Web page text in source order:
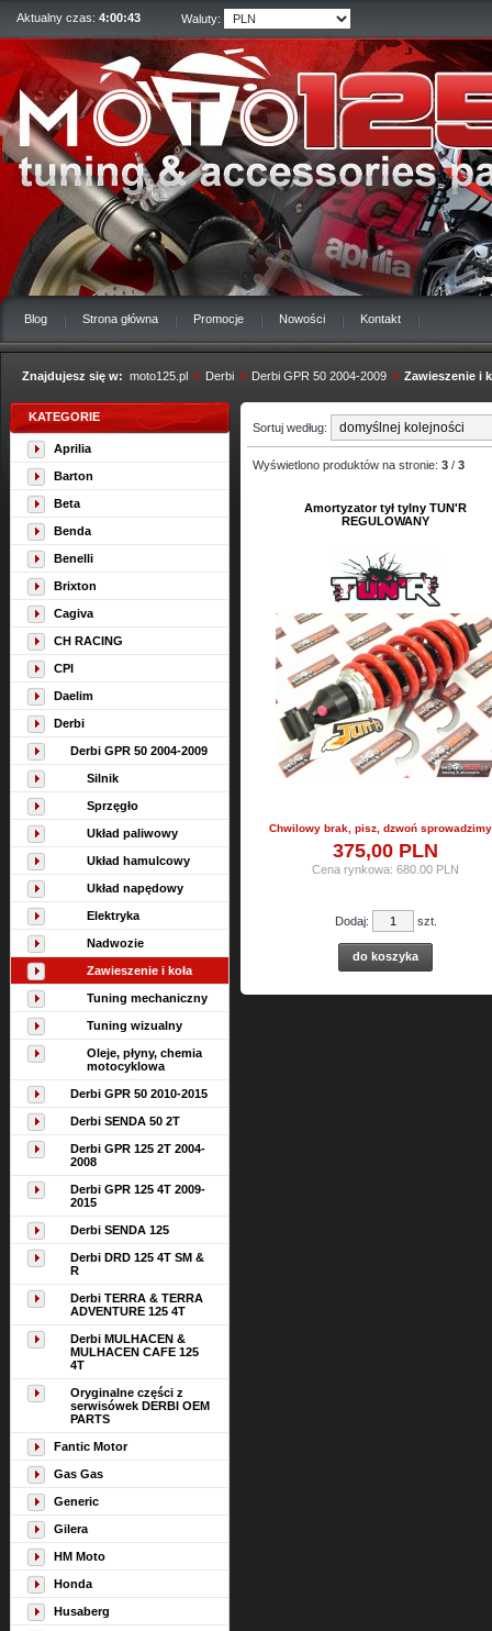
Aktualny czas: 4:00:44 Waluty:
Blog Strona główna Promocje Nowości Kontakt
Znajdujesz się w: moto125.pl » Derbi » Derbi GPR 50 2004-2009 » Zawieszenie i
KATEGORIE
Aprilia
Barton
Beta
Benda
Benelli
Brixton
Cagiva
CH RACING
CPI
Daelim
Derbi
Derbi GPR 50 2004-2009
Silnik
Sprzęgło
Układ paliwowy
Układ hamulcowy
Układ napędowy
Elektryka
Nadwozie
Zawieszenie i koła
Tuning mechaniczny
Tuning wizualny
Oleje, płyny, chemia
motocyklowa
Derbi GPR 50 2010-2015
Derbi SENDA 50 2T
Derbi GPR 125 2T 2004-
2008
Derbi GPR 125 4T 2009-
2015
Derbi SENDA 125
Derbi DRD 125 4T SM &
R
Derbi TERRA & TERRA
ADVENTURE 125 4T
Derbi MULHACEN &
MULHACEN CAFE 125
4T
Oryginalne części z
serwisówek DERBI OEM
PARTS
Fantic Motor
Gas Gas
Generic
Gilera
HM Moto
Honda
Husaberg
Sortuj według:
Wyświetlono produktów na stronie: 3 / 3
Amortyzator tył tylny TUN'R
REGULOWANY
Chwilowy brak, pisz, dzwoń
375,00 PLN
Cena rynkowa: 680.00 PLN
Dodaj: szt.
do koszyka